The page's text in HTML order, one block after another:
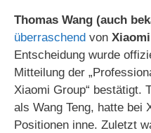
Thomas Wang (auch
überraschend von
Entscheidung wurde
Mitteilung der
Xiaomi Group“ bestätigt.
als Wang Teng, hatte bei
Positionen inne. Zuletzt